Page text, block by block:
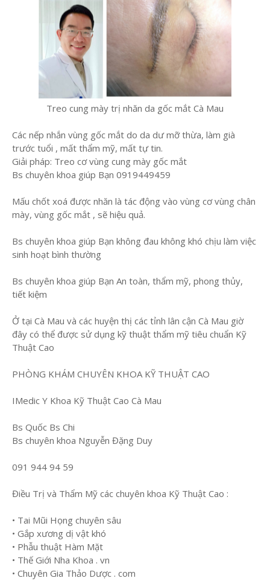
Treo cung mày trị nhăn da gốc mắt Cà Mau
Các nếp nhắn vùng gốc mắt do da dư mỡ thừa, làm già
trước tuổi , mất thẩm mỹ, mất tự tin.
Giải pháp: Treo cơ vùng cung mày gốc mắt
Bs chuyên khoa giúp Bạn 0919449459
Mấu chốt xoá được nhăn là tác động vào vùng cơ vùng chân
mày, vùng gốc mắt , sẽ hiệu quả.
Bs chuyên khoa giúp Bạn không đau không khó chịu làm việc
sinh hoạt bình thường
Bs chuyên khoa giúp Bạn An toàn, thẩm mỹ, phong thủy,
tiết kiệm
Ở tại Cà Mau và các huyện thị các tỉnh lân cận Cà Mau giờ
đây có thể được sử dụng kỹ thuật thẩm mỹ tiêu chuẩn Kỹ
Thuật Cao
PHÒNG KHÁM CHUYÊN KHOA KỸ THUẬT CAO
IMedic Y Khoa Kỹ Thuật Cao Cà Mau
Bs Quốc Bs Chi
Bs chuyên khoa Nguyễn Đặng Duy
091 944 94 59
Điều Trị và Thẩm Mỹ các chuyên khoa Kỹ Thuật Cao :
• Tai Mũi Họng chuyên sâu
• Gắp xương dị vật khó
• Phẫu thuật Hàm Mặt
• Thế Giới Nha Khoa . vn
• Chuyên Gia Thảo Dược . com